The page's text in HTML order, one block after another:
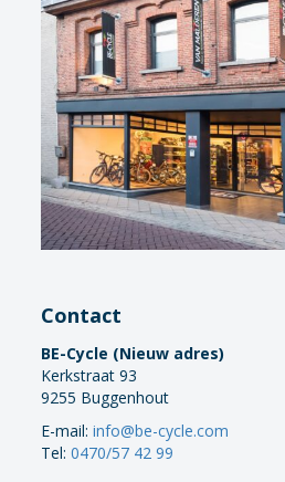
Contact
BE-Cycle (Nieuw adres)
Kerkstraat 93
9255 Buggenhout
E-mail:info@be-cycle.com
Tel:0470/57 42 99